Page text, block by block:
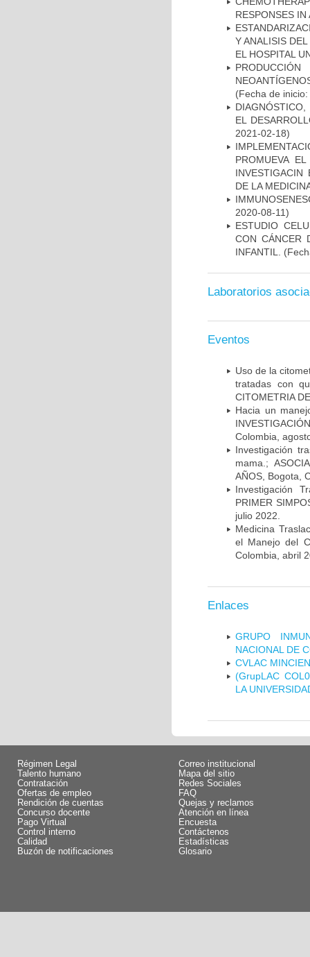
RESPONSES IN
Y ANALISIS
EL HOSPITAL
(Fecha de
EL
2021-02-18)
PROMUEVA
INVESTIGACIN
DE LA
2020-08-11)
ESTUDIO
CON CÁNCER
INFANTIL.
Laboratorios
Eventos
Uso de la
tratadas con
CITOMETRIA
Hacia un
Colombia,
Investigación
mama.;
AÑOS, Bogota,
Investigación
PRIMER
julio 2022.
Medicina
el Manejo del
Colombia, abril
Enlaces
GRUPO
NACIONAL DE
CVLAC
(GrupLAC
LA
Régimen Legal
Talento humano
Contratación
Ofertas de empleo
Rendición de cuentas
Concurso docente
Pago Virtual
Control interno
Calidad
Buzón de notificaciones
Correo institucional
Mapa del sitio
Redes Sociales
FAQ
Quejas y reclamos
Atención en línea
Encuesta
Contáctenos
Estadísticas
Glosario